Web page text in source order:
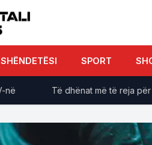
SHËNDETËSI SPORT
Të dhënat më të reja për